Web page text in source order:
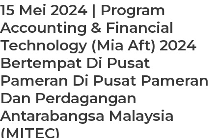
15 Mei 2024 | Program
Accounting & Financial
Technology (Mia Aft) 2024
Bertempat Di Pusat
Pameran Di Pusat Pameran
Dan Perdagangan
Antarabangsa Malaysia
(MITEC)